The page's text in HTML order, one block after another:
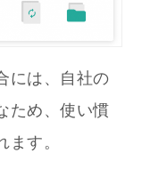
には、自社の
ため、使い慣
す。